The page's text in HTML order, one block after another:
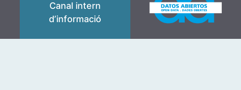
Canal intern
d’informació